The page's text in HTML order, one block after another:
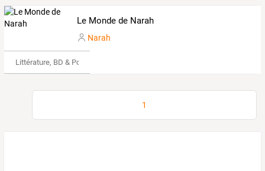
Le Monde de Narah
Narah
Littérature, BD & Poésie
1